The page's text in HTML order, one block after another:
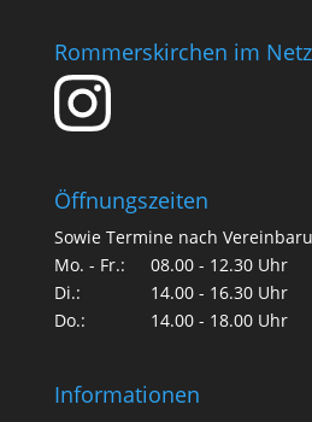
Rommerskirchen im Netz
Öffnungszeiten
Sowie Termine nach
Mo. - Fr.:
08.00 - 12.30 Uhr
Di.:
14.00 - 16.30 Uhr
Do.:
14.00 - 18.00 Uhr
Informationen